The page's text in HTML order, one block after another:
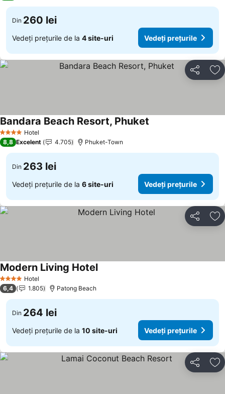
Din 260 lei
Vedeți prețurile de la 4 site-uri Vedeți prețurile
Distribuiți
4 Stele Hotel
Bandara Beach Resort, Phuket
8,8 Excelent 4.705 Phuket-Town
Din 263 lei
Vedeți prețurile de la 6 site-uri Vedeți prețurile
Distribuiți
4 Stele Hotel
Modern Living Hotel
6,4 1.805 Patong Beach
Din 264 lei
Vedeți prețurile de la 10 site-uri Vedeți prețurile
Distribuiți